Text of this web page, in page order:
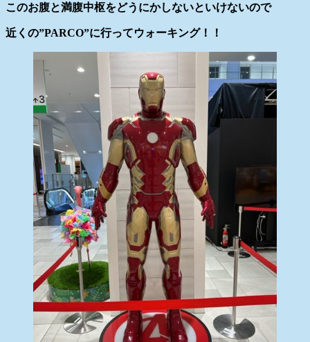
このお腹と満腹中枢をどうにかしないといけないので
近くの”PARCO”に行ってウォーキング！！